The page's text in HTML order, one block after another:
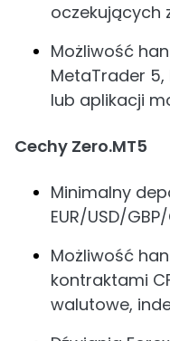
oczekujących
Możliwość
MetaTrader
lub aplikacji
Cechy Zero.MT5
Minimalny
EUR/USD/
Możliwość
kontraktami
walutowe,